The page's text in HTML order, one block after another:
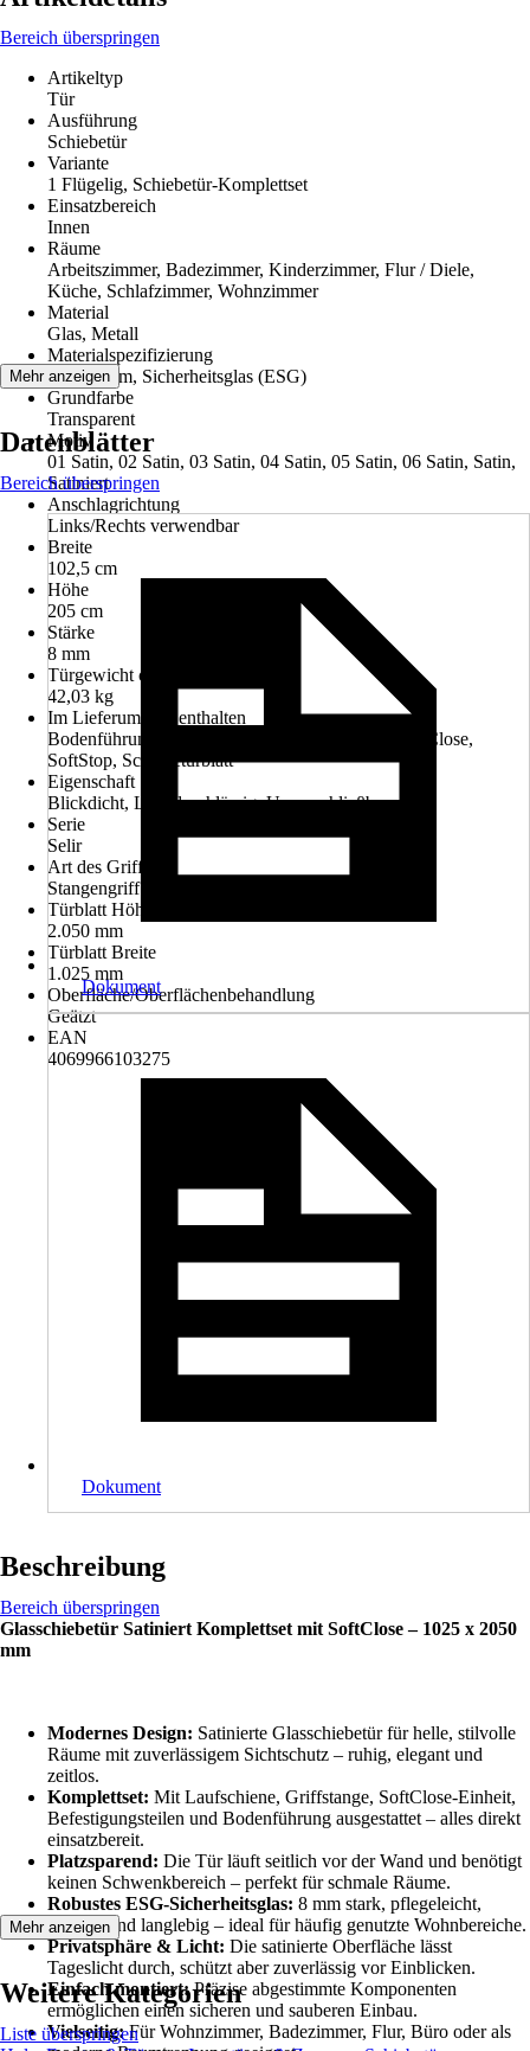
Bereich überspringen
Artikeltyp
Tür
Ausführung
Schiebetür
Variante
1 Flügelig, Schiebetür-Komplettset
Einsatzbereich
Innen
Räume
Arbeitszimmer, Badezimmer, Kinderzimmer, Flur / Diele,
Küche, Schlafzimmer, Wohnzimmer
Material
Glas, Metall
Materialspezifizierung
Aluminium, Sicherheitsglas (ESG)
Grundfarbe
Transparent
Motiv
01 Satin, 02 Satin, 03 Satin, 04 Satin, 05 Satin, 06 Satin, Satin,
Satiniert
Anschlagrichtung
Links/Rechts verwendbar
Breite
102,5 cm
Höhe
205 cm
Stärke
8 mm
Türgewicht ca.
42,03 kg
Im Lieferumfang enthalten
Bodenführung, Griff-Set, Schiebetürbeschlag, SoftClose,
SoftStop, Schiebetürblatt
Eigenschaft
Blickdicht, Lichtdurchlässig, Unverschließbar
Serie
Selir
Art des Griffs
Stangengriff
Türblatt Höhe
2.050 mm
Türblatt Breite
1.025 mm
Oberfläche/Oberflächenbehandlung
Geätzt
EAN
4069966103275
Mehr anzeigen
Datenblätter
Bereich überspringen
Dokument
Dokument
Beschreibung
Bereich überspringen
Glasschiebetür Satiniert Komplettset mit SoftClose – 1025 x 2050
mm
Modernes Design: Satinierte Glasschiebetür für helle, stilvolle
Räume mit zuverlässigem Sichtschutz – ruhig, elegant und
zeitlos.
Komplettset: Mit Laufschiene, Griffstange, SoftClose-Einheit,
Befestigungsteilen und Bodenführung ausgestattet – alles direkt
einsatzbereit.
Platzsparend: Die Tür läuft seitlich vor der Wand und benötigt
keinen Schwenkbereich – perfekt für schmale Räume.
Robustes ESG-Sicherheitsglas: 8 mm stark, pflegeleicht,
mattiert und langlebig – ideal für häufig genutzte Wohnbereiche.
Privatsphäre & Licht: Die satinierte Oberfläche lässt
Tageslicht durch, schützt aber zuverlässig vor Einblicken.
Einfach montiert:Präzise abgestimmte Komponenten
ermöglichen einen sicheren und sauberen Einbau.
Vielseitig:Für Wohnzimmer, Badezimmer, Flur, Büro oder als
Mehr anzeigen
Weitere Kategorien
Liste überspringen